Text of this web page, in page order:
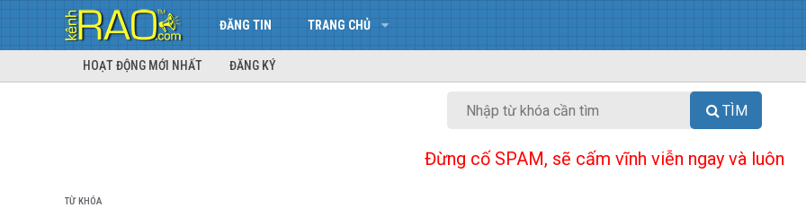
ĐĂNG TIN TRANG CHỦ
HOẠT ĐỘNG MỚI NHẤT ĐĂNG KÝ
TÌM
Đừng cố SPAM, sẽ cấm vĩnh viễn ngay và luôn
TỪ KHÓA